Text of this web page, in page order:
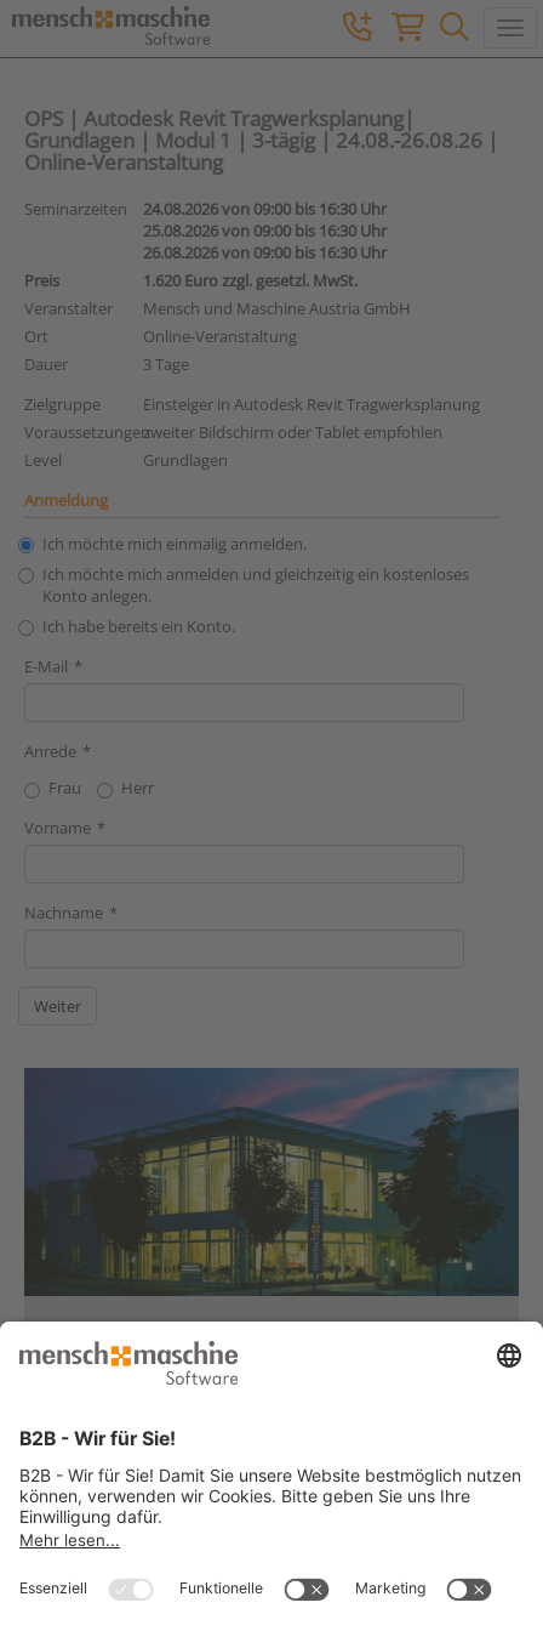
OPS | Autodesk Revit Tragwerksplanung|
Grundlagen | Modul 1 | 3-tägig | 24.08.-26.08.26 |
Online-Veranstaltung
Seminarzeiten
24.08.2026 von 09:00 bis 16:30 Uhr
25.08.2026 von 09:00 bis 16:30 Uhr
26.08.2026 von 09:00 bis 16:30 Uhr
Preis
1.620 Euro zzgl. gesetzl. MwSt.
Veranstalter
Mensch und Maschine Austria GmbH
Ort
Online-Veranstaltung
Dauer
3 Tage
Zielgruppe
Einsteiger in Autodesk Revit Tragwerksplanung
Voraussetzungenzweiter Bildschirm oder Tablet empfohlen
Level
Grundlagen
Anmeldung
Ich möchte mich einmalig anmelden.
Ich möchte mich anmelden und gleichzeitig ein kostenloses
Konto anlegen.
Ich habe bereits ein Konto.
E-Mail
Anrede
Frau
Herr
Vorname
Nachname
Haben Sie Fragen?
Dann rufen Sie uns an...
von 08:30 bis 12:00 Uhr
und 12:30 bis 17:00 Uhr
Freitag
und 12:30 bis 15:00 Uhr